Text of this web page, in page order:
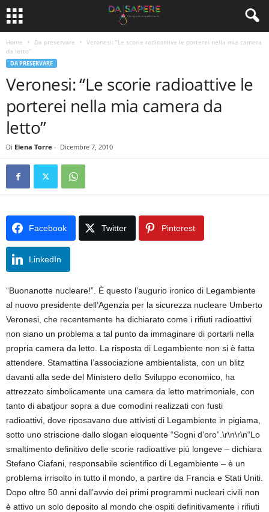
Home Da preservare
Veronesi: “Le scorie radioattive le porterei nella mia camera
da letto”
DA PRESERVARE
Veronesi: “Le scorie radioattive le
porterei nella mia camera da
letto”
Di Elena Torre - Dicembre 7, 2010
Facebook Twitter Pinterest
LinkedIn
“Buonanotte nucleare!”. È questo l’augurio ironico di Legambiente
al nuovo presidente dell’Agenzia per la sicurezza nucleare Umberto
Veronesi, che recentemente ha dichiarato come i rifiuti radioattivi
non siano un problema a tal punto da immaginare di portarli nella
propria camera da letto. La risposta di Legambiente non si è fatta
attendere. Stamattina l’associazione ambientalista, con un blitz
davanti alla sede del Ministero dello Sviluppo economico, ha
attrezzato simbolicamente una camera da letto matrimoniale, con
tanto di abatjour sopra a due comodini realizzati con fusti
radioattivi, dove riposavano due attivisti di Legambiente in pigiama,
sotto uno striscione dallo slogan eloquente “Sogni d’oro”.\r\n\r\n“Lo
smaltimento definitivo delle scorie radioattive più longeve – dichiara
Stefano Ciafani, responsabile scientifico di Legambiente – è un
problema irrisolto in tutto il mondo, a partire da Francia e Stati Uniti.
Dopo oltre 50 anni dall’avvio dei primi programmi nucleari civili non
è attivo un solo deposito al mondo che ospiti definitivamente i rifiuti